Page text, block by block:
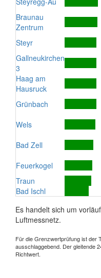
Braunau
Zentrum
Steyr
Gallneukirchen
3
Haag am
Hausruck
Grünbach
Wels
Bad Zell
Feuerkogel
Traun
Bad Ischl
Es handelt sich um
Luftmessnetz.
Für die Grenzwertprüfung ist der
ausschlaggebend. Der gleitende
Richtwert.